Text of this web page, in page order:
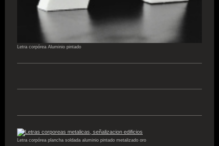
Letra corpórea Aluminio pintado
Letra corpórea plancha soldada aluminio pintado metalizado oro